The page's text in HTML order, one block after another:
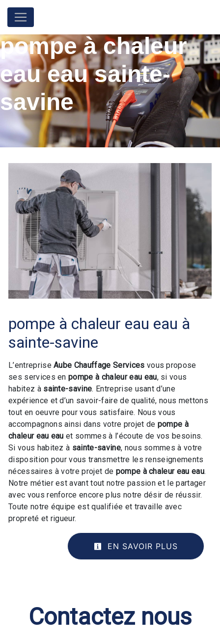
pompe à chaleur
eau eau sainte-
savine
pompe à chaleur eau eau à
sainte-savine
L’entrepriseAube Chauffage Services vous propose
ses services enpompe à chaleur eau eau, si vous
habitez à sainte-savine. Entreprise usant d’une
expérience et d’un savoir-faire de qualité, nous mettons
tout en oeuvre pour vous satisfaire. Nous vous
accompagnons ainsi dans votre projet de pompe à
chaleur eau eau et sommes à l’écoute de vos besoins.
Si vous habitez à sainte-savine, nous sommes à votre
disposition pour vous transmettre les renseignements
nécessaires à votre projet de pompe à chaleur eau eau.
Notre métier est avant tout notre passion et le partager
avec vous renforce encore plus notre désir de réussir.
Toute notre équipe est qualifiée et travaille avec
propreté et rigueur.
EN SAVOIR PLUS
Contactez nous
Panneau de gestion des cookies